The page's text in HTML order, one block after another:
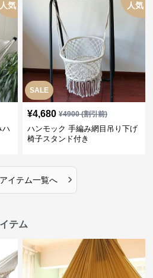
人気
ハ
SALE
人気
¥4,680 ¥4900(割引前)
ハンモック 手編み網目吊り下げ
椅子スタンド付き
イテム一覧へ ›
テム